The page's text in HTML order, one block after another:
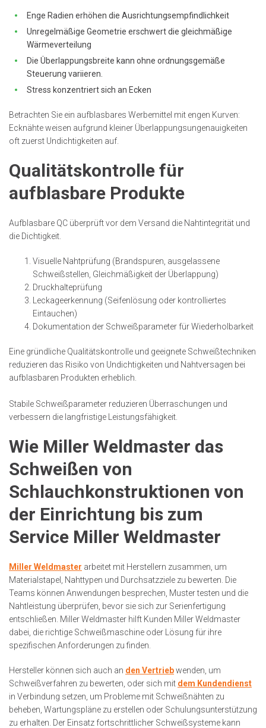
Enge Radien erhöhen die Ausrichtungsempfindlichkeit
Unregelmäßige Geometrie erschwert die gleichmäßige
Wärmeverteilung
Die Überlappungsbreite kann ohne ordnungsgemäße
Steuerung variieren.
Stress konzentriert sich an Ecken
Betrachten Sie ein aufblasbares Werbemittel mit engen Kurven:
Ecknähte weisen aufgrund kleiner Überlappungsungenauigkeiten
oft zuerst Undichtigkeiten auf.
Qualitätskontrolle für
aufblasbare Produkte
Aufblasbare QC überprüft vor dem Versand die Nahtintegrität und
die Dichtigkeit.
Visuelle Nahtprüfung (Brandspuren, ausgelassene
Schweißstellen, Gleichmäßigkeit der Überlappung)
Druckhalteprüfung
Leckageerkennung (Seifenlösung oder kontrolliertes
Eintauchen)
Dokumentation der Schweißparameter für Wiederholbarkeit
Eine gründliche Qualitätskontrolle und geeignete Schweißtechniken
reduzieren das Risiko von Undichtigkeiten und Nahtversagen bei
aufblasbaren Produkten erheblich.
Stabile Schweißparameter reduzieren Überraschungen und
verbessern die langfristige Leistungsfähigkeit.
Wie Miller Weldmaster das
Schweißen von
Schlauchkonstruktionen von
der Einrichtung bis zum
Service Miller Weldmaster
Miller Weldmaster arbeitet mit Herstellern zusammen, um
Materialstapel, Nahttypen und Durchsatzziele zu bewerten. Die
Teams können Anwendungen besprechen, Muster testen und die
Nahtleistung überprüfen, bevor sie sich zur Serienfertigung
entschließen. Miller Weldmaster hilft Kunden Miller Weldmaster
dabei, die richtige Schweißmaschine oder Lösung für ihre
spezifischen Anforderungen zu finden.
Hersteller können sich auch an den Vertriebwenden, um
Schweißverfahren zu bewerten, oder sich mit dem Kundendienst
in Verbindung setzen, um Probleme mit Schweißnähten zu
beheben, Wartungspläne zu erstellen oder Schulungsunterstützung
zu erhalten. Der Einsatz fortschrittlicher Schweißsysteme kann